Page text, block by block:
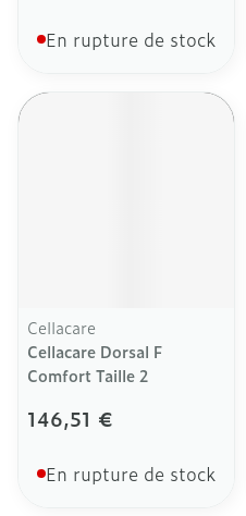
En rupture de stock
Cellacare
Cellacare Dorsal F
Comfort Taille 2
146,51 €
En rupture de stock